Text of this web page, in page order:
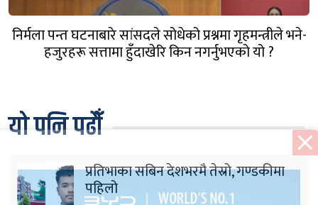
निर्मला पन्त घटनाबारे सांसदले सोधेको प्रश्नमा गृहमन्त्रीले भने-
हजुरहरू सत्तामा हुँदाखेरि किन नगर्नुभएको यो ?
यो पनि पढौँ
प्रतिभाका सबिन देशभरमै तेस्रो, गण्डकीमा
पहिलो